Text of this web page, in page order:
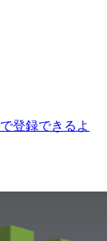
登録できるよ